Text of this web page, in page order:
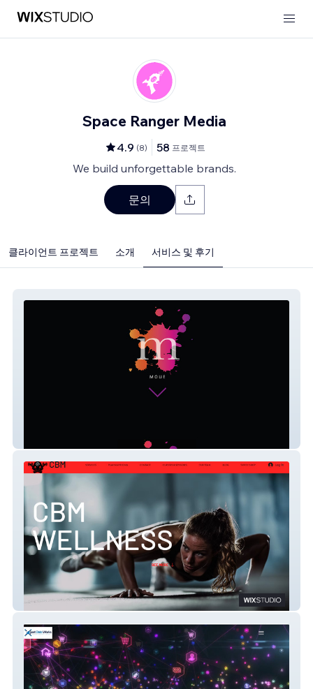
Space Ranger Media
4.9 (8) 58 프로젝트
We build unforgettable brands.
문의
클라이언트 프로젝트 소개 서비스 및 후기
CBM Wellness